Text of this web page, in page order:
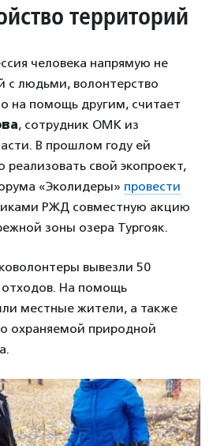
территорий
человека напрямую не
с людьми, волонтерство
на помощь другим, считает
, сотрудник ОМК из
В прошлом году ей
реализовать свой экопроект,
«Эколидеры» провести
РЖД совместную акцию
зоны озера Тургояк.
вывезли 50
На помощь
местные жители, а также
охраняемой природной